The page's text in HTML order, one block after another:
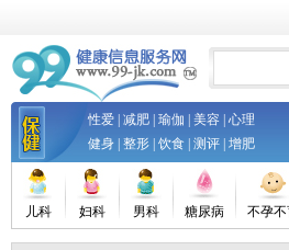
性爱 减肥 瑜伽 美容 心理
健身 整形 饮食 测评 增肥
儿科 妇科 男科 糖尿病 不孕